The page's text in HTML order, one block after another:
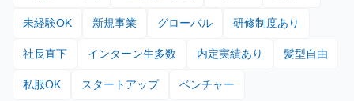
未経験OK 新規事業 グローバル 研修制度あり
社長直下 インターン生多数 内定実績あり 髪型自由
私服OK スタートアップ ベンチャー